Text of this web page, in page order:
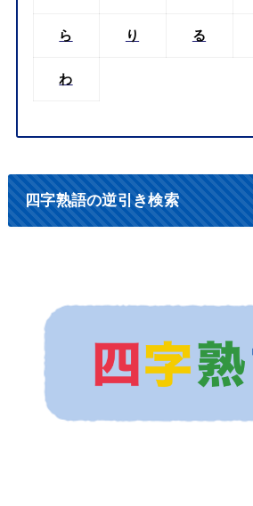
ら り る
わ
四字熟語の逆引き検索